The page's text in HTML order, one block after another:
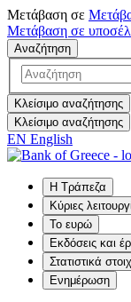
Μετάβαση σε
Μετάβαση σε
Αναζήτηση
Κλείσιμο αναζήτησης
Κλείσιμο αναζήτησης
EN English
Η Τράπεζα
Κύριες
Το ευρώ
Εκδόσεις και
Στατιστικά
Ενημέρωση